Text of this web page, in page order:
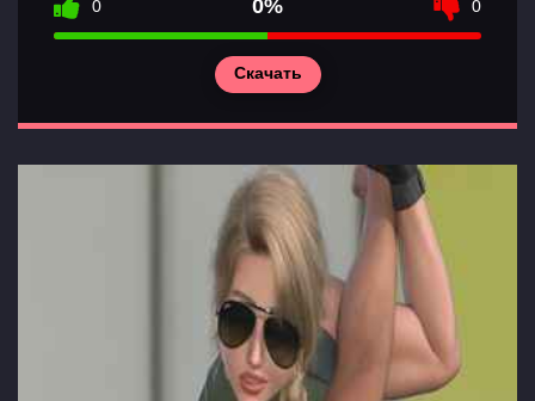
0 0% 0
Скачать